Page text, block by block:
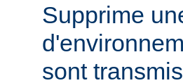
Supprime
sont